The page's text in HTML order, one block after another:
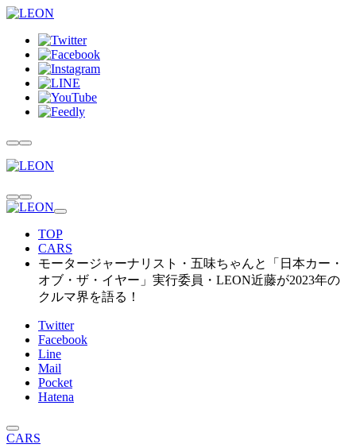
TOP
CARS
モータージャーナリスト・五味ちゃんと「日本カー・
オブ・ザ・イヤー」実行委員・LEON近藤が2023年の
クルマ界を語る！
Twitter
Facebook
Line
Mail
Pocket
Hatena
CARS